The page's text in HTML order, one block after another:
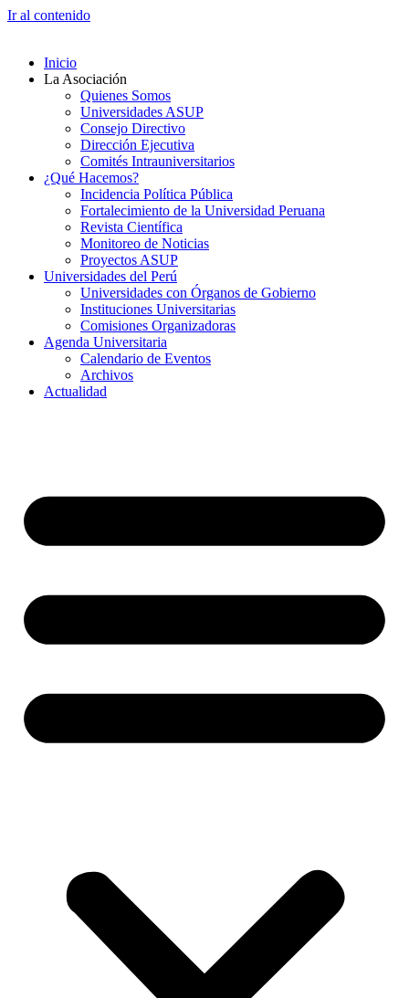
Ir al contenido
Inicio
La Asociación
Quienes Somos
Universidades ASUP
Consejo Directivo
Dirección Ejecutiva
Comités Intrauniversitarios
¿Qué Hacemos?
Incidencia Política Pública
Fortalecimiento de la Universidad Peruana
Revista Científica
Monitoreo de Noticias
Proyectos ASUP
Universidades del Perú
Universidades con Órganos de Gobierno
Instituciones Universitarias
Comisiones Organizadoras
Agenda Universitaria
Calendario de Eventos
Archivos
Actualidad